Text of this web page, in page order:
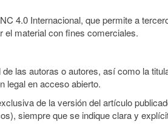
4.0 Internacional, que permite a
el material con fines comerciales.
las autoras o autores, así como la
legal en acceso abierto.
de la versión del artículo
siempre que se indique clara y